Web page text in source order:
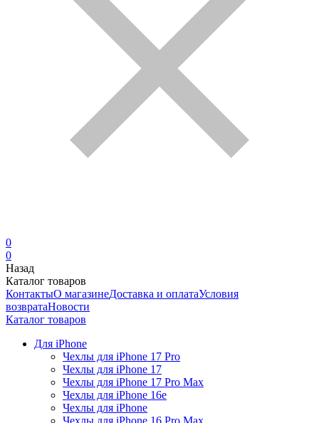
0
0
Назад
Каталог товаров
КонтактыО магазинеДоставка и оплатаУсловия
возвратаНовости
Каталог товаров
Для iPhone
Чехлы для iPhone 17 Pro
Чехлы для iPhone 17
Чехлы для iPhone 17 Pro Max
Чехлы для iPhone 16e
Чехлы для iPhone
Чехлы для iPhone 16 Pro Max